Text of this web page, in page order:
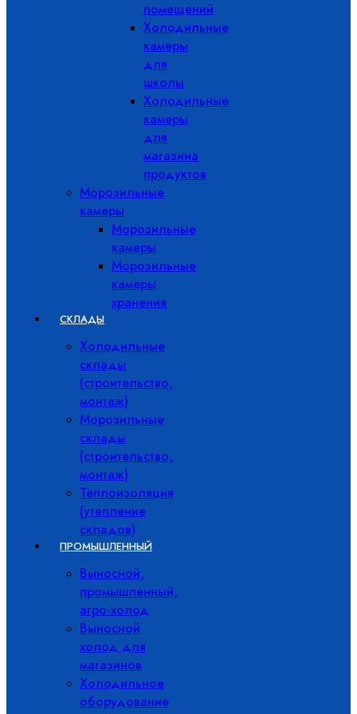
помещений
Холодильные
камеры
для
школы
Холодильные
камеры
для
магазина
продуктов
Морозильные
камеры
Морозильные
камеры
Морозильные
камеры
хранения
СКЛАДЫ
Холодильные
склады
(строительство,
монтаж)
Морозильные
склады
(строительство,
монтаж)
Теплоизоляция
(утепление
складов)
ПРОМЫШЛЕННЫЙ
Выносной,
промышленный,
агро-холод
Выносной
холод для
магазинов
Холодильное
оборудование